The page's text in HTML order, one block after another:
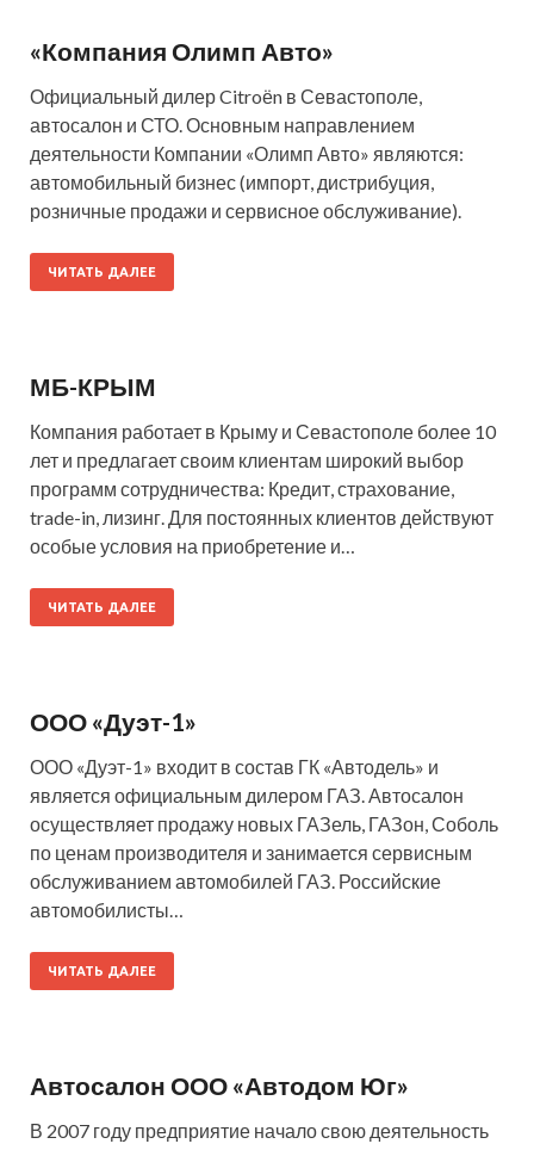
«Компания Олимп Авто»
Официальный дилер Citroёn в Севастополе,
автосалон и СТО. Основным направлением
деятельности Компании «Олимп Авто» являются:
автомобильный бизнес (импорт, дистрибуция,
розничные продажи и сервисное обслуживание).
ЧИТАТЬ ДАЛЕЕ
МБ-КРЫМ
Компания работает в Крыму и Севастополе более 10
лет и предлагает своим клиентам широкий выбор
программ сотрудничества: Кредит, страхование,
trade-in, лизинг. Для постоянных клиентов действуют
особые условия на приобретение и…
ЧИТАТЬ ДАЛЕЕ
ООО «Дуэт-1»
ООО «Дуэт-1» входит в состав ГК «Автодель» и
является официальным дилером ГАЗ. Автосалон
осуществляет продажу новых ГАЗель, ГАЗон, Соболь
по ценам производителя и занимается сервисным
обслуживанием автомобилей ГАЗ. Российские
автомобилисты…
ЧИТАТЬ ДАЛЕЕ
Автосалон ООО «Автодом Юг»
В 2007 году предприятие начало свою деятельность